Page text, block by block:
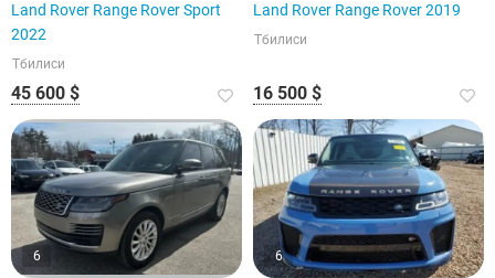
Land Rover Range Rover Sport
2022
Тбилиси
45 600 $
Land Rover Range Rover 2019
Тбилиси
16 500 $
6 6